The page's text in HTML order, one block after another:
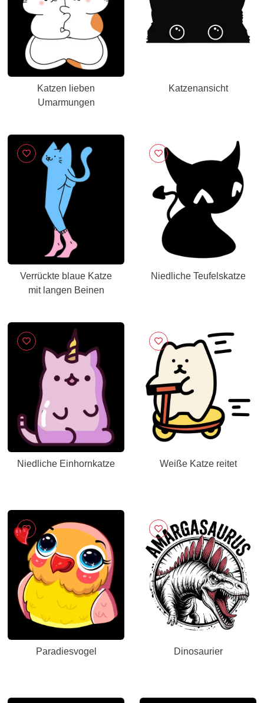
Katzen lieben
Umarmungen
Katzenansicht
Verrückte blaue Katze
mit langen Beinen
Niedliche Teufelskatze
Niedliche Einhornkatze Weiße Katze reitet
Paradiesvogel Dinosaurier